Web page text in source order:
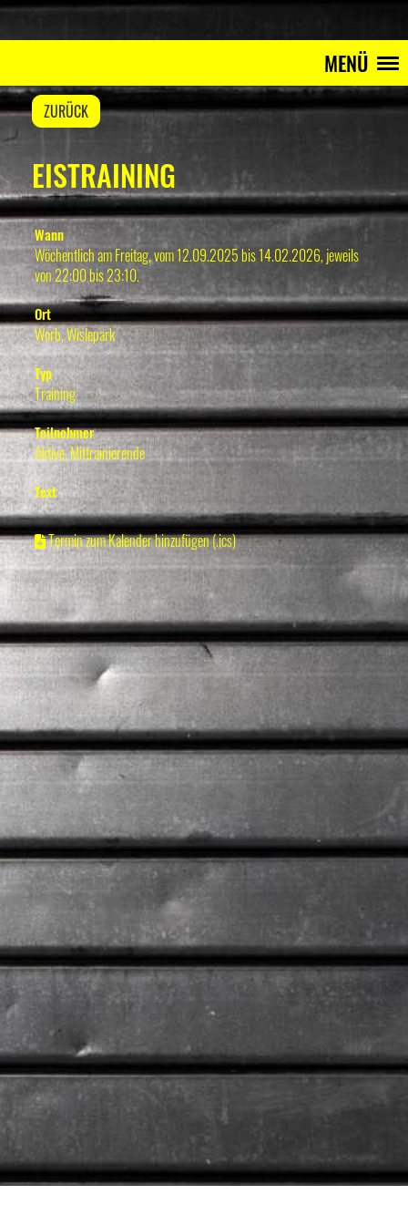
MENÜ
ZURÜCK
EISTRAINING
Wann
Wöchentlich am Freitag, vom 12.09.2025 bis 14.02.2026, jeweils
von 22:00 bis 23:10.
Ort
Worb, Wislepark
Typ
Training
Teilnehmer
Aktive, Mittrainierende
Text
Termin zum Kalender hinzufügen (.ics)